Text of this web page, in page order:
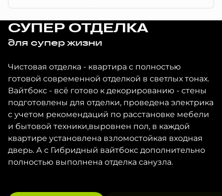
СУПЕР ОТДЕЛКА
для супер жизни
Чистовая отделка - квартира с полностью
готовой современной отделкой в светлых тонах.
Вайтбокс - всё готово к декорированию - стены
подготовлены для отделки, проведена электрика
с учетом рекомендаций по расстановке мебели
и бытовой техники,выровнен пол, в каждой
квартире установлена взломостойкая входная
дверь. А с Гибридный вайтбокс дополнительно
полностью выполнена отделка санузла.